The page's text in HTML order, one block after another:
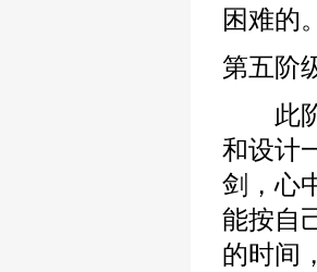
困难的
第五阶
此阶
和设计
剑，心
能按自
的时间